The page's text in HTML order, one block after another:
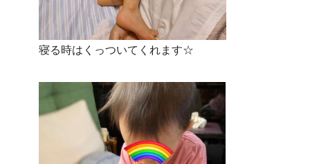
寝る時はくっついてくれます☆